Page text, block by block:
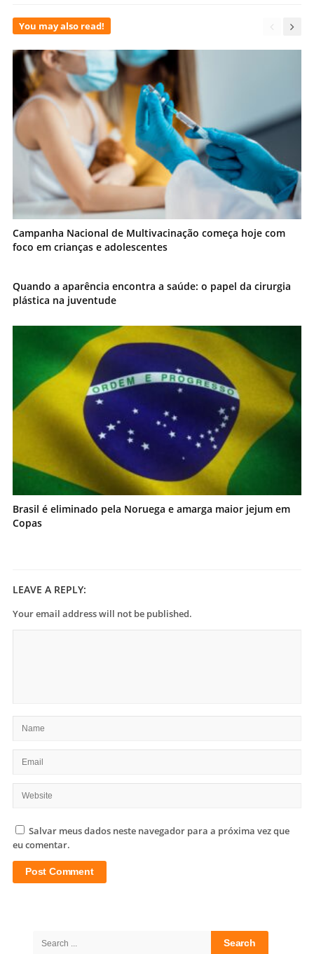
You may also read!
Campanha Nacional de Multivacinação começa hoje com
foco em crianças e adolescentes
Quando a aparência encontra a saúde: o papel da cirurgia
plástica na juventude
Brasil é eliminado pela Noruega e amarga maior jejum em
Copas
LEAVE A REPLY:
Your email address will not be published.
Salvar meus dados neste navegador para a próxima vez que
eu comentar.
Search